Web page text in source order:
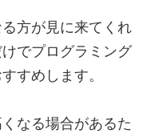
方が見に来てくれ
でプログラミング
すめします。
なる場合があるた